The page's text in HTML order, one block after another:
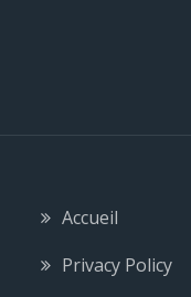
Accueil
Privacy Policy